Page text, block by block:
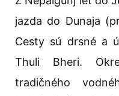
jazda do Dunaja
Cesty sú drsné a
Thuli Bheri.
tradičného